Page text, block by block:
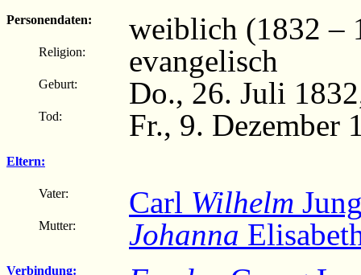
Personendaten:
weiblich (1832 –
Religion: evangelisch
Geburt: Do., 26. Juli
Tod: Fr., 9. Dezember
Eltern:
Vater: Carl Wilhelm
Mutter: Johanna
Verbindung: